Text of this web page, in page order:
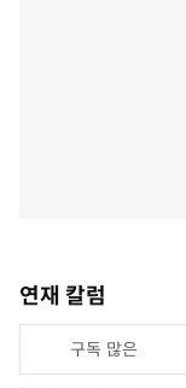
연재 칼럼
구독 많은